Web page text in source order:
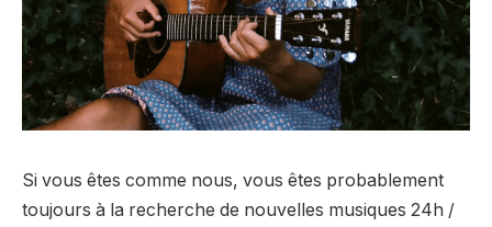
Si vous êtes comme nous, vous êtes probablement
toujours à la recherche de nouvelles musiques 24h /